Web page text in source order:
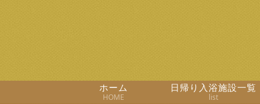
ホーム
HOME
日帰り入浴施設一覧
list